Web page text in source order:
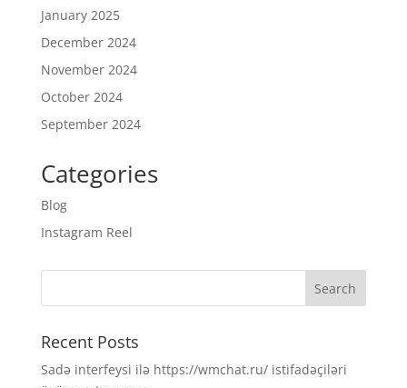
January 2025
December 2024
November 2024
October 2024
September 2024
Categories
Blog
Instagram Reel
Recent Posts
Sadə interfeysi ilə https://wmchat.ru/ istifadəçiləri